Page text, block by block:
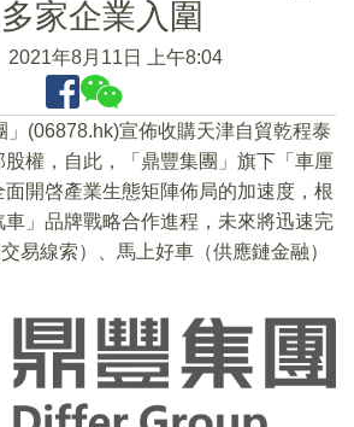
家企業入圍
2021年8月11日 上午8:04
」(06878.hk)宣佈收購天津自貿乾程泰
權，自此，「鼎豐集團」旗下「車厘
開啓產業生態矩陣佈局的加速度，根
」品牌戰略合作進程，未來將迅速完
易線索）、馬上好車（供應鏈金融）